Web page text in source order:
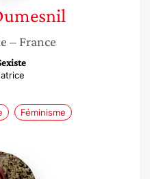
– France
Féminisme